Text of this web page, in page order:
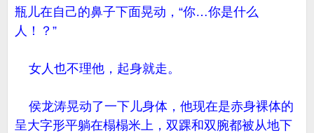
瓶儿在自己的鼻子下面晃动，“你…你是什么
人！？”
女人也不理他，起身就走。
侯龙涛晃动了一下儿身体，他现在是赤身裸体的
呈大字形平躺在榻榻米上，双踝和双腕都被从地下